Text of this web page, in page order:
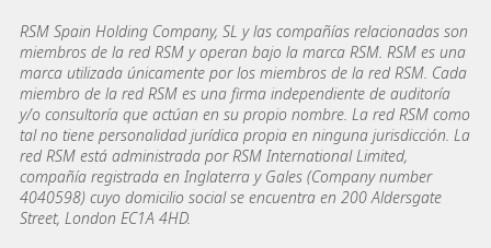
RSM Spain Holding Company, SL y las compañías relacionadas son
miembros de la red RSM y operan bajo la marca RSM. RSM es una
marca utilizada únicamente por los miembros de la red RSM. Cada
miembro de la red RSM es una firma independiente de auditoría
y/o consultoría que actúan en su propio nombre. La red RSM como
tal no tiene personalidad jurídica propia en ninguna jurisdicción. La
red RSM está administrada por RSM International Limited,
compañía registrada en Inglaterra y Gales (Company number
4040598) cuyo domicilio social se encuentra en 200 Aldersgate
Street, London EC1A 4HD.